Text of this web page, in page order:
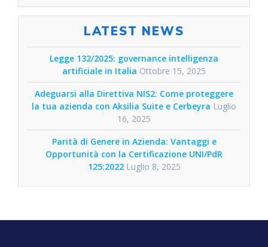
LATEST NEWS
Legge 132/2025: governance intelligenza
artificiale in Italia Ottobre 15, 2025
Adeguarsi alla Direttiva NIS2: Come proteggere
la tua azienda con Aksilia Suite e Cerbeyra Luglio
16, 2025
Parità di Genere in Azienda: Vantaggi e
Opportunità con la Certificazione UNI/PdR
125:2022 Luglio 8, 2025